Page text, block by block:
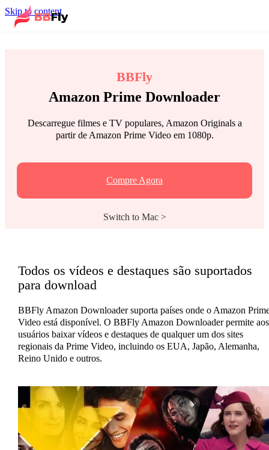
Skip to content
BBFly
Amazon Prime Downloader
Descarregue filmes e TV populares, Amazon Originals a
partir de Amazon Prime Video em 1080p.
Compre Agora
Switch to Mac >
Todos os vídeos e destaques são suportados
para download
BBFly Amazon Downloader suporta países onde o Amazon
Video está disponível. O BBFly Amazon Downloader permite aos
usuários baixar vídeos e destaques de qualquer um dos sites
regionais da Prime Video, incluindo os EUA, Japão, Alemanha,
Reino Unido e outros.